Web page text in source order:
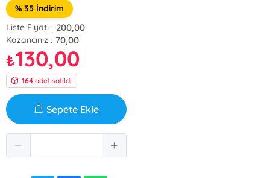
% 35 İndirim
Liste Fiyatı : 200,00
Kazancınız : 70,00
₺130,00
164 adet satıldı
Sepete Ekle